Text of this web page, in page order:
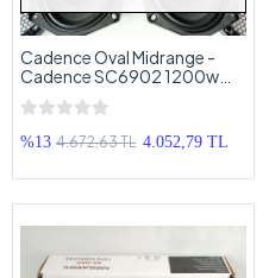
Cadence Oval Midrange -
Cadence SC6902 1200w
Kayık Midrange
%13 4.672,63 TL 4.052,79 TL